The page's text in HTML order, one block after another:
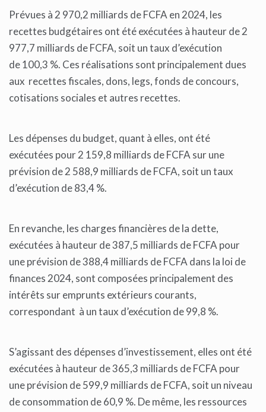
Prévues à 2 970,2 milliards de FCFA en 2024, les
recettes budgétaires ont été exécutées à hauteur de 2
977,7 milliards de FCFA, soit un taux d’exécution
de 100,3 %. Ces réalisations sont principalement dues
aux recettes fiscales, dons, legs, fonds de concours,
cotisations sociales et autres recettes.
Les dépenses du budget, quant à elles, ont été
exécutées pour 2 159,8 milliards de FCFA sur une
prévision de 2 588,9 milliards de FCFA, soit un taux
d’exécution de 83,4 %.
En revanche, les charges financières de la dette,
exécutées à hauteur de 387,5 milliards de FCFA pour
une prévision de 388,4 milliards de FCFA dans la loi de
finances 2024, sont composées principalement des
intérêts sur emprunts extérieurs courants,
correspondant à un taux d’exécution de 99,8 %.
S’agissant des dépenses d’investissement, elles ont été
exécutées à hauteur de 365,3 milliards de FCFA pour
une prévision de 599,9 milliards de FCFA, soit un niveau
de consommation de 60,9 %. De même, les ressources